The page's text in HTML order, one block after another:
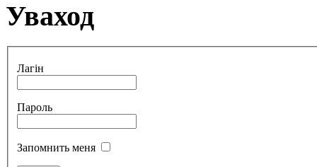
Уваход
Лагін
Пароль
Запомнить меня